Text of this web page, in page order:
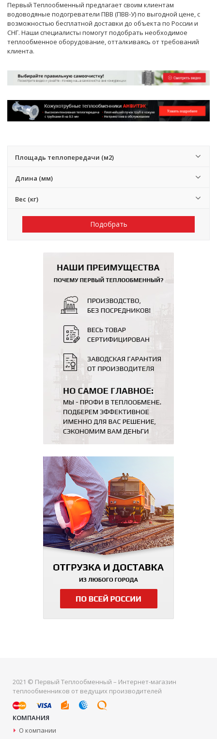
Первый Теплообменный предлагает своим клиентам
водоводяные подогреватели ПВВ (ПВВ-У) по выгодной цене, с
возможностью бесплатной доставки до объекта по России и
СНГ. Наши специалисты помогут подобрать необходимое
теплообменное оборудование, отталкиваясь от требований
клиента.
Площадь теплопередачи (м2)
Длина (мм)
Вес (кг)
Подобрать
2021 © Первый Теплообменный – Интернет-магазин
теплообменников от ведущих производителей
КОМПАНИЯ
О компании